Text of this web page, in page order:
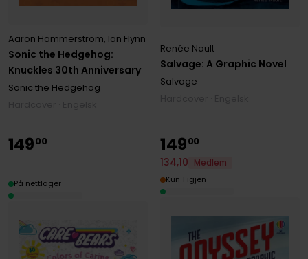
Sonic the Hedgehog:
Knuckles 30th Anniversary
Aaron Hammerstrom, Ian Flynn
Sonic the Hedgehog
Salvage: A Graphic Novel
Renée Nault
Salvage
14900
På nettlager
14900
134,10
Medlem
Kun 1 igjen